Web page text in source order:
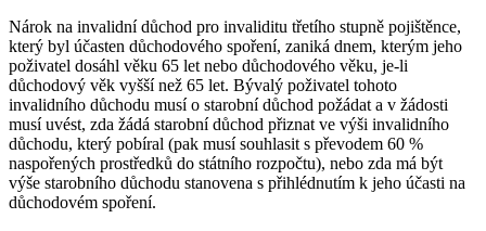
Nárok na invalidní důchod pro invaliditu třetího stupně pojištěnce,
který byl účasten důchodového spoření, zaniká dnem, kterým jeho
poživatel dosáhl věku 65 let nebo důchodového věku, je-li
důchodový věk vyšší než 65 let. Bývalý poživatel tohoto
invalidního důchodu musí o starobní důchod požádat a v žádosti
musí uvést, zda žádá starobní důchod přiznat ve výši invalidního
důchodu, který pobíral (pak musí souhlasit s převodem 60 %
naspořených prostředků do státního rozpočtu), nebo zda má být
výše starobního důchodu stanovena s přihlédnutím k jeho účasti na
důchodovém spoření.